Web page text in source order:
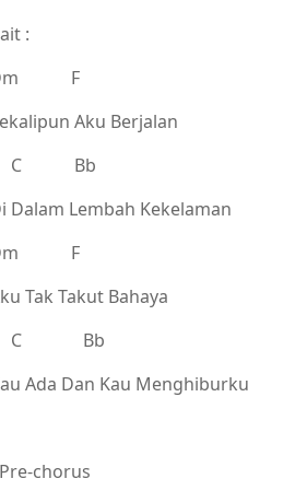
:
F
Aku Berjalan
C Bb
Dalam Lembah Kekelaman
F
Tak Takut Bahaya
C Bb
Ada Dan Kau Menghiburku
chorus